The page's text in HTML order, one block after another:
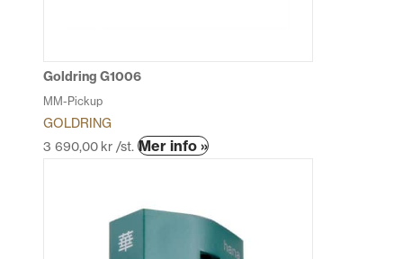
Goldring G1006
MM-Pickup
GOLDRING
3 690,00 kr /st. Mer info »Den
flera
varianter.